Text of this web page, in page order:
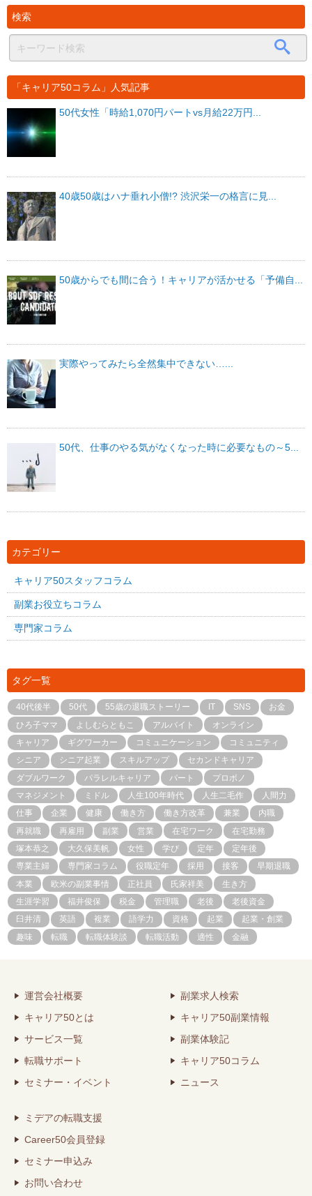
検索
「キャリア50コラム」人気記事
50代女性「時給1,070円パートvs月給22万円...
40歳50歳はハナ垂れ小僧!? 渋沢栄一の格言に見...
50歳からでも間に合う！キャリアが活かせる「予備自...
実際やってみたら全然集中できない…...
50代、仕事のやる気がなくなった時に必要なもの～5...
カテゴリー
キャリア50スタッフコラム
副業お役立ちコラム
専門家コラム
タグ一覧
40代後半 50代 55歳の退職ストーリー IT SNS
お金
ひろ子ママ
よしむらともこ アルバイト
オンライン
キャリア
ギグワーカー コミュニケーション
コミュニティ
シニア
シニア起業 スキルアップ
セカンドキャリア
ダブルワーク
パラレルキャリア パート
プロボノ
マネジメント
ミドル 人生100年時代 人生二毛作
人間力
仕事
企業 健康 働き方 働き方改革 兼業
内職
再就職
再雇用 副業 営業 在宅ワーク
在宅勤務
塚本恭之
大久保美帆 女性 学び 定年
定年後
専業主婦
専門家コラム 役職定年 採用 接客
早期退職
本業
欧米の副業事情 正社員 氏家祥美
生き方
生涯学習
福井俊保 税金 管理職 老後
老後資金
臼井清
英語 複業 語学力 資格 起業
起業・創業
趣味
転職 転職体験談 転職活動 適性 金融
運営会社概要
キャリア50とは
サービス一覧
転職サポート
セミナー・イベント
副業求人検索
キャリア50副業情報
副業体験記
キャリア50コラム
ニュース
ミデアの転職支援
Career50会員登録
セミナー申込み
お問い合わせ